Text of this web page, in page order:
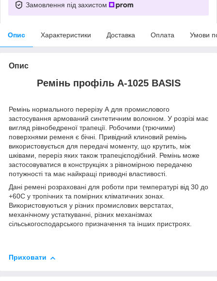
Замовлення під захистом
Опис Характеристики Доставка Оплата Умови
Опис
Ремінь профіль A-1025 BASIS
Ремінь нормального перерізу А для промислового
застосування армований синтетичним волокном. У розрізі має
вигляд рівнобедреної трапеції. Робочими (трючими)
поверхнями ременя є бічні. Привідний клиновий ремінь
використовується для передачі моменту, що крутить, між
шківами, переріз яких також трапецієподібний. Ремінь може
застосовуватися в конструкціях з рівномірною передачею
потужності та має найкращі приводні властивості.
Дані ремені розраховані для роботи при температурі від 30 до
+60С у тропічних та помірних кліматичних зонах.
Використовуються у різних промислових верстатах,
механічному устаткуванні, різних механізмах
сільськогосподарського призначення та інших пристроях.
Приховати